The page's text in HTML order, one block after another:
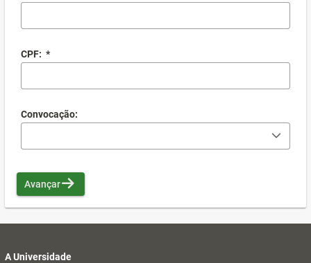
CPF: *
Convocação:
Avançar
A Universidade